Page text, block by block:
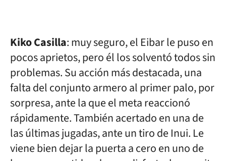
Kiko Casilla: muy seguro, el Eibar le puso en
pocos aprietos, pero él los solventó todos sin
problemas. Su acción más destacada, una
falta del conjunto armero al primer palo, por
sorpresa, ante la que el meta reaccionó
rápidamente. También acertado en una de
las últimas jugadas, ante un tiro de Inui. Le
viene bien dejar la puerta a cero en uno de